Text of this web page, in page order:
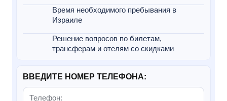
ВВЕДИТЕ НОМЕР ТЕЛЕФОНА:
Время необходимого пребывания в
Израиле
Решение вопросов по билетам,
трансферам и отелям со скидками